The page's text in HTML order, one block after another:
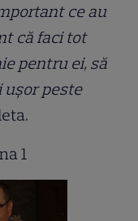
ce au
că faci tot
pentru ei, să
ușor peste
1